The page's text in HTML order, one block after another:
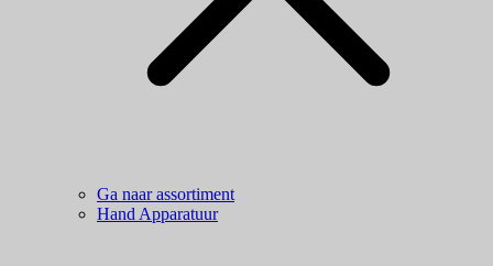
Ga naar assortiment
Hand Apparatuur